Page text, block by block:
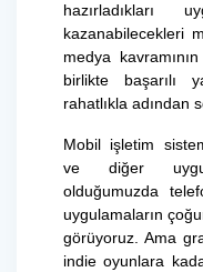
hazırladıkları
kazanabilecekleri
medya
birlikte başarılı
rahatlıkla adından
Mobil işletim
ve diğer
olduğumuzda
uygulamaların
görüyoruz. Ama
indie oyunlara